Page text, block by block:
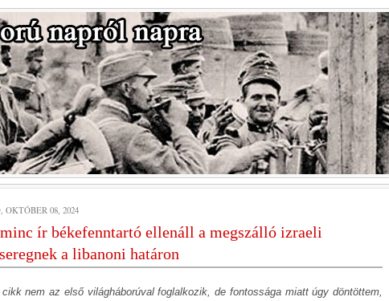
OKTÓBER 08, 2024
ír békefenntartó ellenáll a megszálló izraeli
a libanoni határon
nem az első világháborúval foglalkozik, de fontossága miatt úgy döntöttem,